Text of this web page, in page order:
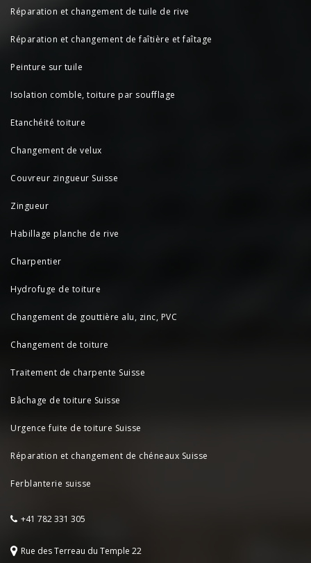
+41 782 331 305
Rue des Terreau du Temple 22
Réparation et changement de tuile de rive
Réparation et changement de faîtière et faîtage
Peinture sur tuile
Isolation comble, toiture par soufflage
Etanchéité toiture
Changement de velux
Couvreur zingueur Suisse
Zingueur
Habillage planche de rive
Charpentier
Hydrofuge de toiture
Changement de gouttière alu, zinc, PVC
Changement de toiture
Traitement de charpente Suisse
Bâchage de toiture Suisse
Urgence fuite de toiture Suisse
Réparation et changement de chéneaux Suisse
Ferblanterie suisse